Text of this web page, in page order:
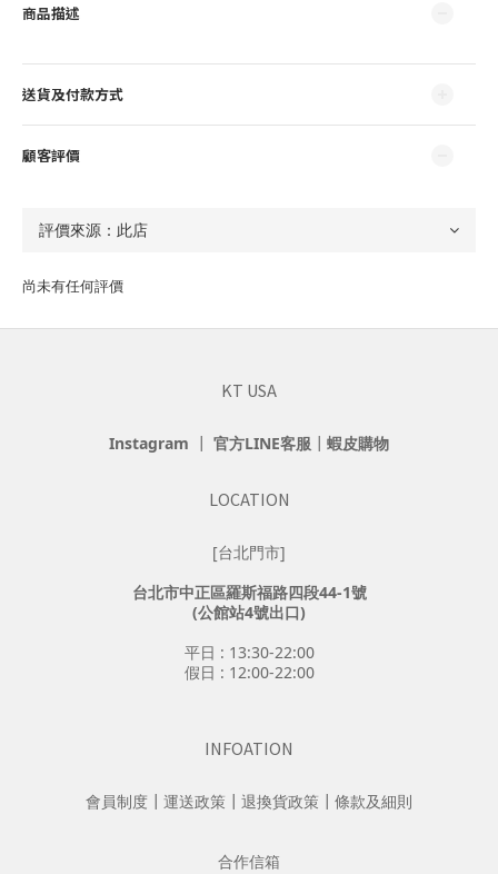
商品描述
送貨及付款方式
顧客評價
尚未有任何評價
KT USA
Instagram ┃ 官方LINE客服 ┃ 蝦皮購物
LOCATION
[台北門市]
台北市中正區羅斯福路四段44-1號
(公館站4號出口)
平日 : 13:30-22:00
假日 : 12:00-22:00
INFOATION
會員制度 ┃ 運送政策 ┃ 退換貨政策 ┃ 條款及細則
合作信箱